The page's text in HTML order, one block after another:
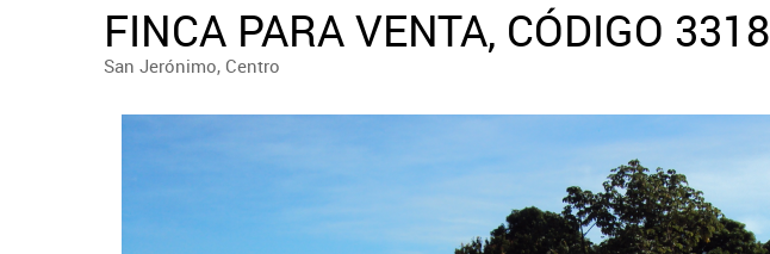
FINCA PARA VENTA, CÓDIGO 3318
San Jerónimo, Centro